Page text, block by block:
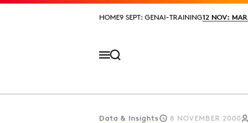
HOME9 SEPT: GENAI-TRAINING12 NOV:
HOME9 SEPT: GENAI-TRAINING12 NOV:
Data & Insights 8 NOVEMBER 2000